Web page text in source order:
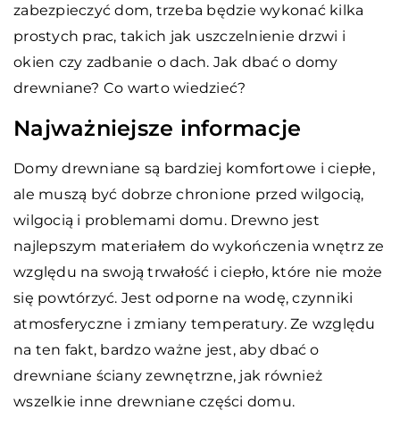
zabezpieczyć dom, trzeba będzie wykonać kilka
prostych prac, takich jak uszczelnienie drzwi i
okien czy zadbanie o dach. Jak dbać o domy
drewniane? Co warto wiedzieć?
Najważniejsze informacje
Domy drewniane są bardziej komfortowe i ciepłe,
ale muszą być dobrze chronione przed wilgocią,
wilgocią i problemami domu. Drewno jest
najlepszym materiałem do wykończenia wnętrz ze
względu na swoją trwałość i ciepło, które nie może
się powtórzyć. Jest odporne na wodę, czynniki
atmosferyczne i zmiany temperatury. Ze względu
na ten fakt, bardzo ważne jest, aby dbać o
drewniane ściany zewnętrzne, jak również
wszelkie inne drewniane części domu.